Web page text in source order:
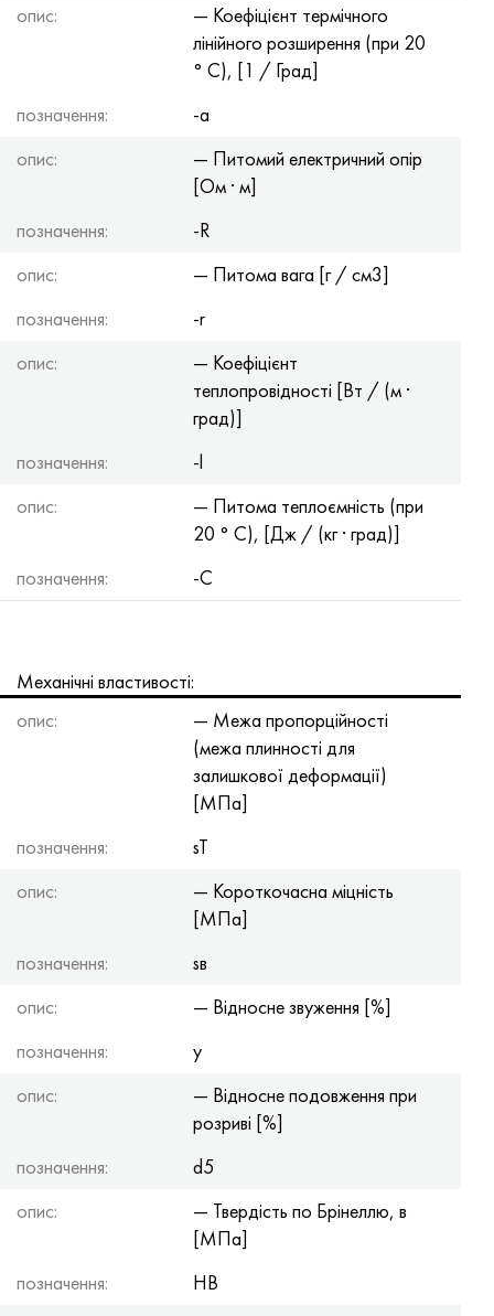
опис:
— Коефіцієнт термічного
лінійного розширення (при 20
° С), [1 / Град]
позначення:
-a
опис:
— Питомий електричний опір
[Ом · м]
позначення:
-R
опис:
— Питома вага [г / см3]
позначення:
-r
опис:
— Коефіцієнт
теплопровідності [Вт / (м ·
град)]
позначення:
-l
опис:
— Питома теплоємність (при
20 ° С), [Дж / (кг · град)]
позначення:
-C
Механічні властивості:
опис:
— Межа пропорційності
(межа плинності для
залишкової деформації)
[МПа]
позначення:
sT
опис:
— Короткочасна міцність
[МПа]
позначення:
sв
опис:
— Відносне звуження [%]
позначення:
y
опис:
— Відносне подовження при
розриві [%]
позначення:
d5
опис:
— Твердість по Брінеллю, в
[МПа]
позначення:
HB